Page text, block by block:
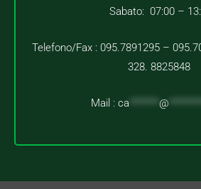
Sabato: 07:00 –
Telefono/Fax : 095.7891295 –
328. 8825848
Mail : ca @